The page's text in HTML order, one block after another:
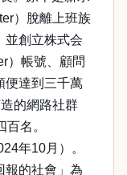
）脫離上班族
並創立株式会
）帳號、顧問
便達到三千萬
的網路社群
名。
年10月）。
報的社會」為